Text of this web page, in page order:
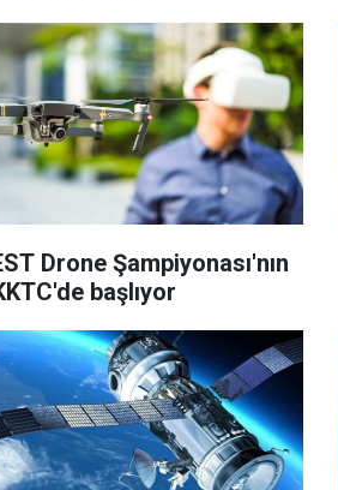
Drone Şampiyonası'nın
başlıyor